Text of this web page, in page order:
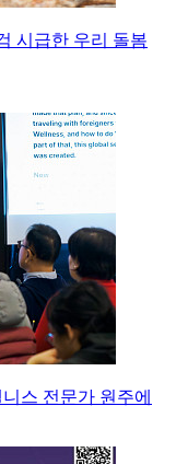
시급한 우리 돌봄
스 전문가 원주에